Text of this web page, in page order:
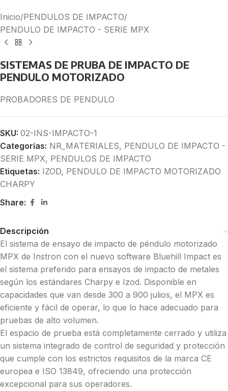
Inicio/PENDULOS DE IMPACTO/
PENDULO DE IMPACTO - SERIE MPX
SISTEMAS DE PRUBA DE IMPACTO DE
PENDULO MOTORIZADO
PROBADORES DE PENDULO
SKU: 02-INS-IMPACTO-1
Categorías: NR_MATERIALES, PENDULO DE IMPACTO -
SERIE MPX, PENDULOS DE IMPACTO
Etiquetas: IZOD, PENDULO DE IMPACTO MOTORIZADO
CHARPY
Share:
Descripción
El sistema de ensayo de impacto de péndulo motorizado
MPX de Instron con el nuevo software Bluehill Impact es
el sistema preferido para ensayos de impacto de metales
según los estándares Charpy e Izod. Disponible en
capacidades que van desde 300 a 900 julios, el MPX es
eficiente y fácil de operar, lo que lo hace adecuado para
pruebas de alto volumen.
El espacio de prueba está completamente cerrado y utiliza
un sistema integrado de control de seguridad y protección
que cumple con los estrictos requisitos de la marca CE
europea e ISO 13849, ofreciendo una protección
excepcional para sus operadores.